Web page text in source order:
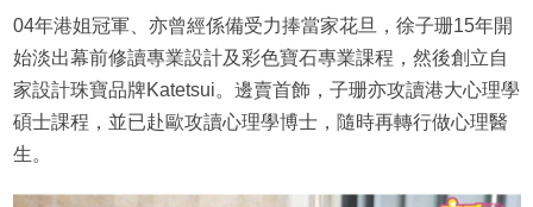
04年港姐冠軍、亦曾經係備受力捧當家花旦，徐子珊15年開
始淡出幕前修讀專業設計及彩色寶石專業課程，然後創立自
家設計珠寶品牌Katetsui。邊賣首飾，子珊亦攻讀港大心理學
碩士課程，並已赴歐攻讀心理學博士，隨時再轉行做心理醫
生。